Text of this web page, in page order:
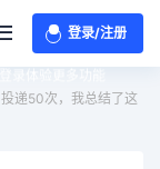
登录/注册
递50次，我总结了这